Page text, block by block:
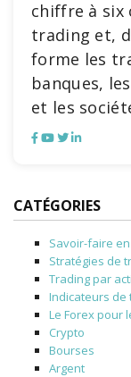
chiffre à six
trading et,
forme les
banques,
et les
CATÉGORIES
Savoir-faire
Stratégies de
Trading par
Indicateurs de
Le Forex pour
Crypto
Bourses
Argent